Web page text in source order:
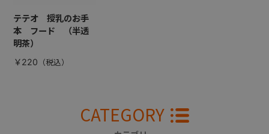
テテオ 授乳のお手
本 フード （半透
明茶）
￥220
CATEGORY